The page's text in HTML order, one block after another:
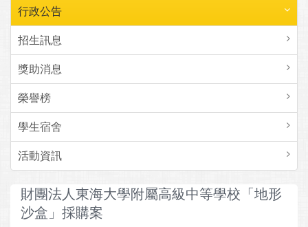
行政公告
招生訊息
獎助消息
榮譽榜
學生宿舍
活動資訊
財團法人東海大學附屬高級中等學校「地形
沙盒」採購案